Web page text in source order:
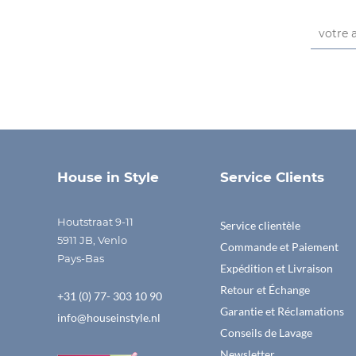
House in Style
Houtstraat 9-11
5911 JB, Venlo
Pays-Bas
+31 (0) 77- 303 10 90
info@houseinstyle.nl
Service Clients
Service clientèle
Commande et Paiement
Expédition et Livraison
Retour et Échange
Garantie et Réclamations
Conseils de Lavage